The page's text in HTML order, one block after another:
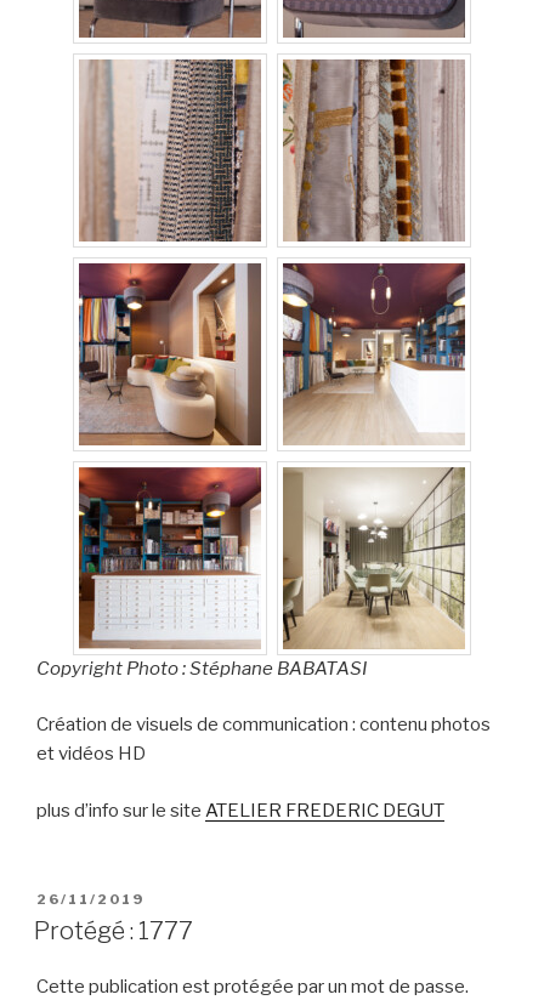
Copyright Photo : Stéphane BABATASI
Création de visuels de communication : contenu photos
et vidéos HD
plus d’info sur le site ATELIER FREDERIC DEGUT
PUBLIÉ
LE
26/11/2019
Protégé : 1777
Cette publication est protégée par un mot de passe.